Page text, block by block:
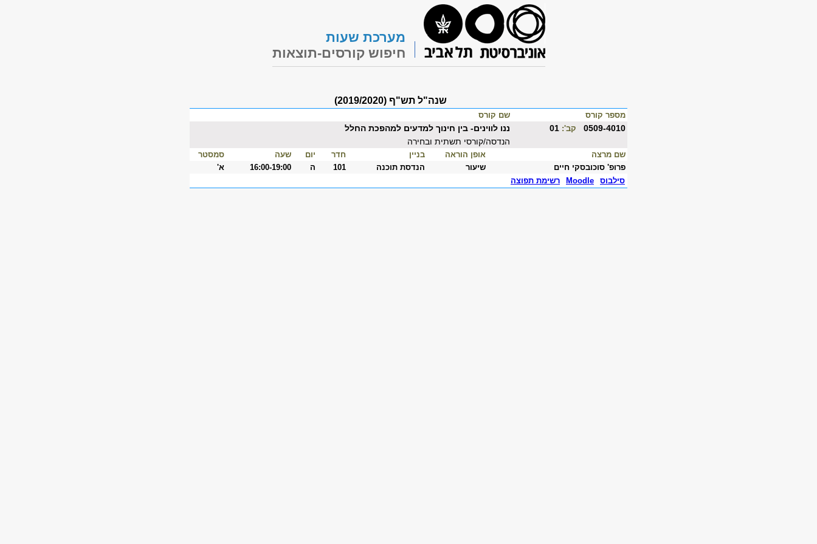
מערכת שעות
חיפוש קורסים-תוצאות
שנה"ל תש"ף (2019/2020)
מספר קורס שם קורס
0509-4010 קב':
ננו לווינים- בין חינוך למדעים למהפכת החלל
הנדסה/קורסי תשתית ובחירה
שם מרצה אופן הוראה בניין חדר יום שעה
סמסטר
פרופ' סוכובסקי חיים
שיעור הנדסת תוכנה 101 ה 16:00-19:00
א'
סילבוס
Moodle רשימת תפוצה